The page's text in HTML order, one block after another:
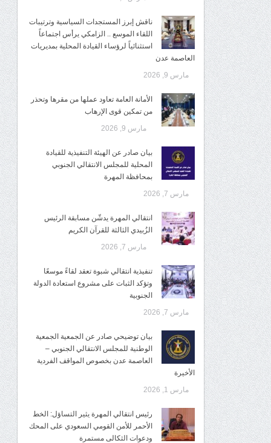
ناقش إبرز المستجدات السياسية وترتيبات
اللقاء الموسع .. الزامكي يرأس اجتماعاً
استثنائياً لرؤساء القيادة المحلية بمديريات
العاصمة عدن
مارس 9, 2026
الأمانة العامة تعاود عملها من مقرها وتحذر
من تمكين قوى الإرهاب
مارس 9, 2026
بيان صادر عن الهيئة التنفيذية للقيادة
المحلية للمجلس الانتقالي الجنوبي
بمحافظة المهرة
مارس 7, 2026
انتقالي المهرة يدشّن مسابقة الرئيس
الزُبيدي الثالثة للقرآن الكريم
مارس 7, 2026
تنفيذية انتقالي شبوة تعقد لقاءً موسعًا
وتؤكد الثبات على مشروع استعادة الدولة
الجنوبية
مارس 7, 2026
بيان توضيحي صادر عن الجمعية الجمعية
الوطنية للمجلس الانتقالي الجنوبي –
العاصمة عدن بخصوص المواقف الفردية
الأخيرة
مارس 1, 2026
رئيس انتقالي المهرة يثير التساؤل: الخط
الأحمر للأمن القومي السعودي على المحك
ودعوات الثكالى مستمرة